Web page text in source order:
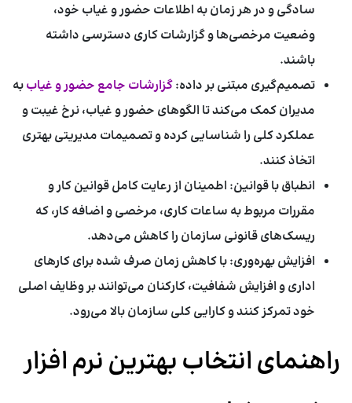
سادگی و در هر زمان به اطلاعات حضور و غیاب خود،
وضعیت مرخصی‌ها و گزارشات کاری دسترسی داشته
باشند.
تصمیم‌گیری مبتنی بر داده:گزارشات جامع حضور و غیاببه
مدیران کمک می‌کند تا الگوهای حضور و غیاب، نرخ غیبت و
عملکرد کلی را شناسایی کرده و تصمیمات مدیریتی بهتری
اتخاذ کنند.
انطباق با قوانین: اطمینان از رعایت کامل قوانین کار و
مقررات مربوط به ساعات کاری، مرخصی و اضافه کار، که
ریسک‌های قانونی سازمان را کاهش می‌دهد.
افزایش بهره‌وری:با کاهش زمان صرف شده برای کارهای
اداری و افزایش شفافیت، کارکنان می‌توانند بر وظایف اصلی
خود تمرکز کنند و کارایی کلی سازمان بالا می‌رود.
راهنمای انتخاب بهترین نرم افزار